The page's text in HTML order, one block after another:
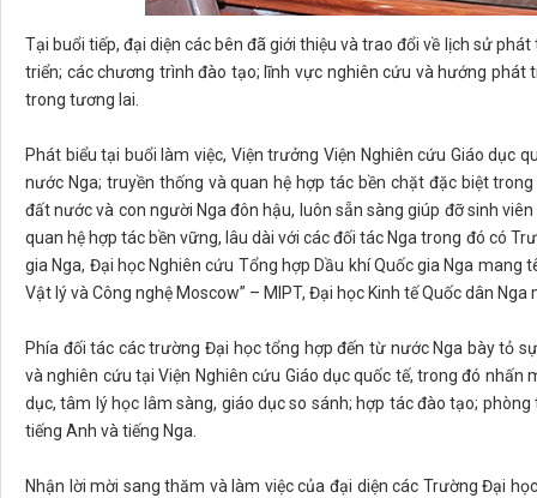
Tại buổi tiếp, đại diện các bên đã giới thiệu và trao đổi về lịch sử
triển; các chương trình đào tạo; lĩnh vực nghiên cứu và hướng
trong tương lai.
Phát biểu tại buổi làm việc, Viện trưởng Viện Nghiên cứu Giáo dục
nước Nga; truyền thống và quan hệ hợp tác bền chặt đặc biệt
đất nước và con người Nga đôn hậu, luôn sẵn sàng giúp đỡ sinh
quan hệ hợp tác bền vững, lâu dài với các đối tác Nga trong đó có
gia Nga, Đại học Nghiên cứu Tổng hợp Dầu khí Quốc gia Nga mang
Vật lý và Công nghệ Moscow” – MIPT, Đại học Kinh tế Quốc dân
Phía đối tác các trường Đại học tổng hợp đến từ nước Nga bày tỏ
và nghiên cứu tại Viện Nghiên cứu Giáo dục quốc tế, trong đó nhấn
dục, tâm lý học lâm sàng, giáo dục so sánh; hợp tác đào tạo;
tiếng Anh và tiếng Nga.
Nhận lời mời sang thăm và làm việc của đại diện các Trường Đại